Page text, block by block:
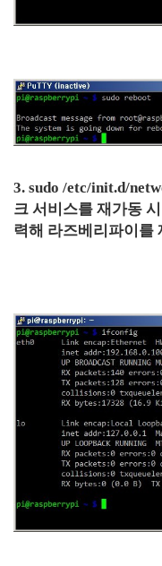
3. sudo /etc/init.d/
크 서비스를 재가동
력해 라즈베리파이를